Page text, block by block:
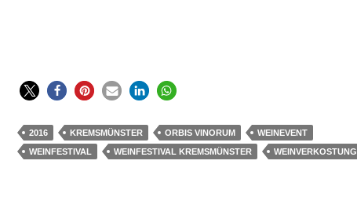
2016 KREMSMÜNSTER ORBIS VINORUM
WEINEVENT
WEINFESTIVAL
WEINFESTIVAL KREMSMÜNSTER WEINVERKOSTUNG